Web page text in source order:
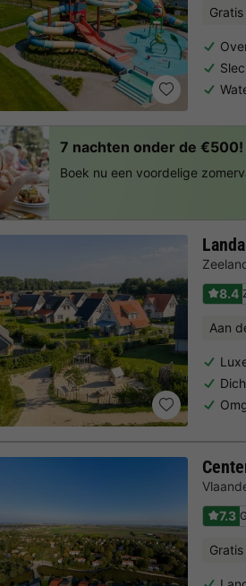
8.4
Aan
7.3
7 nachten onder de €500!
Boek nu een voordelige